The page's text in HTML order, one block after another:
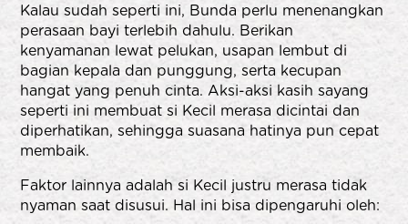
Kalau sudah seperti ini, Bunda perlu menenangkan
perasaan bayi terlebih dahulu. Berikan
kenyamanan lewat pelukan, usapan lembut di
bagian kepala dan punggung, serta kecupan
hangat yang penuh cinta. Aksi-aksi kasih sayang
seperti ini membuat si Kecil merasa dicintai dan
diperhatikan, sehingga suasana hatinya pun cepat
membaik.
Faktor lainnya adalah si Kecil justru merasa tidak
nyaman saat disusui. Hal ini bisa dipengaruhi oleh: